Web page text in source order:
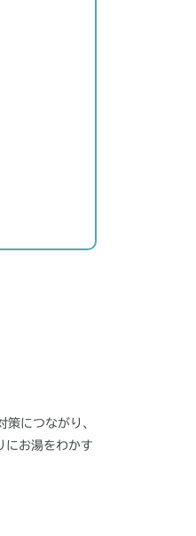
につながり、
にお湯をわかす